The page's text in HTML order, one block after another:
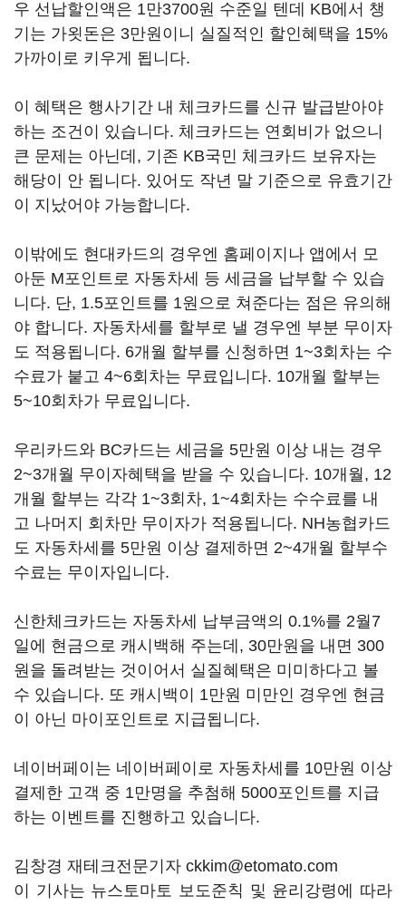
우 선납할인액은 1만3700원 수준일 텐데 KB에서 챙
기는 가욋돈은 3만원이니 실질적인 할인혜택을 15%
가까이로 키우게 됩니다.
이 혜택은 행사기간 내 체크카드를 신규 발급받아야
하는 조건이 있습니다. 체크카드는 연회비가 없으니
큰 문제는 아닌데, 기존 KB국민 체크카드 보유자는
해당이 안 됩니다. 있어도 작년 말 기준으로 유효기간
이 지났어야 가능합니다.
이밖에도 현대카드의 경우엔 홈페이지나 앱에서 모
아둔 M포인트로 자동차세 등 세금을 납부할 수 있습
니다. 단, 1.5포인트를 1원으로 쳐준다는 점은 유의해
야 합니다. 자동차세를 할부로 낼 경우엔 부분 무이자
도 적용됩니다. 6개월 할부를 신청하면 1~3회차는 수
수료가 붙고 4~6회차는 무료입니다. 10개월 할부는
5~10회차가 무료입니다.
우리카드와 BC카드는 세금을 5만원 이상 내는 경우
2~3개월 무이자혜택을 받을 수 있습니다. 10개월, 12
개월 할부는 각각 1~3회차, 1~4회차는 수수료를 내
고 나머지 회차만 무이자가 적용됩니다. NH농협카드
도 자동차세를 5만원 이상 결제하면 2~4개월 할부수
수료는 무이자입니다.
신한체크카드는 자동차세 납부금액의 0.1%를 2월7
일에 현금으로 캐시백해 주는데, 30만원을 내면 300
원을 돌려받는 것이어서 실질혜택은 미미하다고 볼
수 있습니다. 또 캐시백이 1만원 미만인 경우엔 현금
이 아닌 마이포인트로 지급됩니다.
네이버페이는 네이버페이로 자동차세를 10만원 이상
결제한 고객 중 1만명을 추첨해 5000포인트를 지급
하는 이벤트를 진행하고 있습니다.
김창경 재테크전문기자 ckkim@etomato.com
이 기사는 뉴스토마토 보도준칙 및 윤리강령에 따라